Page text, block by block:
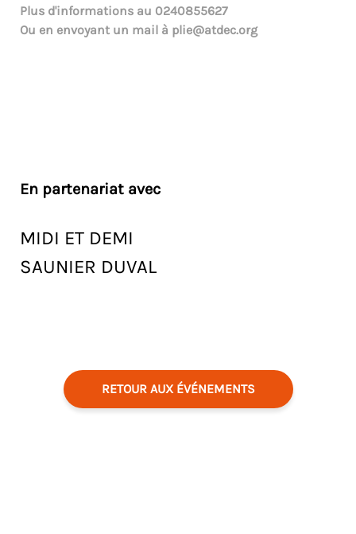
Plus d'informations au 0240855627
Ou en envoyant un mail à plie@atdec.org
En partenariat avec
MIDI ET DEMI
SAUNIER DUVAL
RETOUR AUX ÉVÉNEMENTS